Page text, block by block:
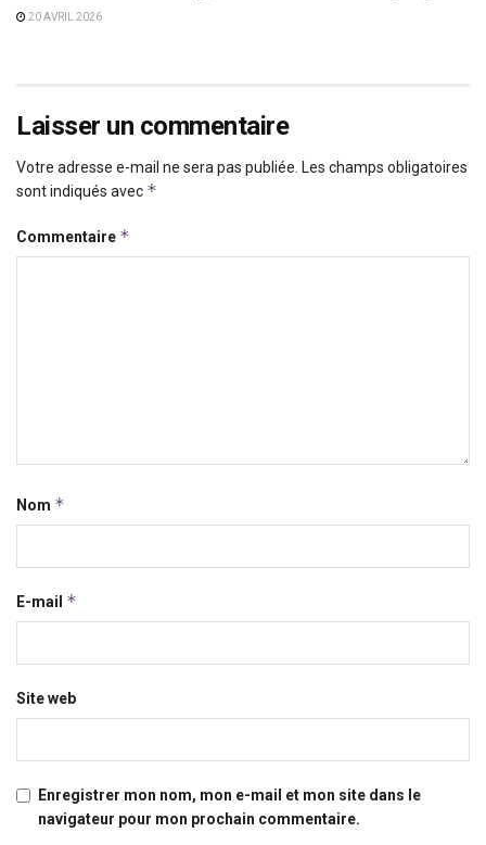
20 AVRIL 2026
Laisser un commentaire
Votre adresse e-mail ne sera pas publiée. Les champs obligatoires
sont indiqués avec *
Commentaire *
Nom *
E-mail *
Site web
Enregistrer mon nom, mon e-mail et mon site dans le
navigateur pour mon prochain commentaire.